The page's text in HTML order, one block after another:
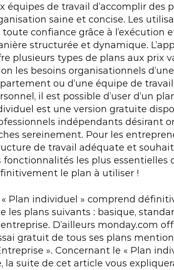
équipes de travail d’accomplir des
saine et concise. Les
toute confiance grâce à l’exécution
structurée et dynamique.
plusieurs types de plans aux prix
les besoins organisationnels
ou d’une équipe de
il est possible d’user d’un
est une version gratuite
indépendants désirant
sereinement. Pour les
de travail adéquate et
fonctionnalités les plus essentielles
le plan à utiliser !
« Plan individuel » comprend
les plans suivants : basique,
D’ailleurs monday.com
gratuit de tous ses plans
». Concernant le « Plan
la suite de cet article vous